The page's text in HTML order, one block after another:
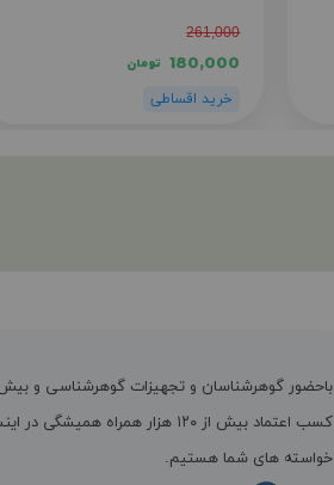
261,000
180,000 تومان
کسب اعتماد بیش از ۱۲۰ هزار همراه
خواسته های شما هستیم.